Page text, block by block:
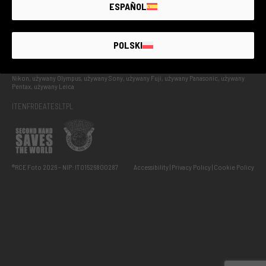
Nikon, używany Olympus, używany Sony, używany Fuji, używany Panasonic, używany
Pentax, używany Leica
ITENFRDEATESLTPL
®RCE Foto 2026 – NIP: IT01526800287 Accessibility Privacy Policy Cookie Policy
ESPAÑOL
POLSKI